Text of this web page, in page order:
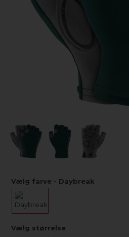
Vælg farve - Daybreak
Vælg størrelse